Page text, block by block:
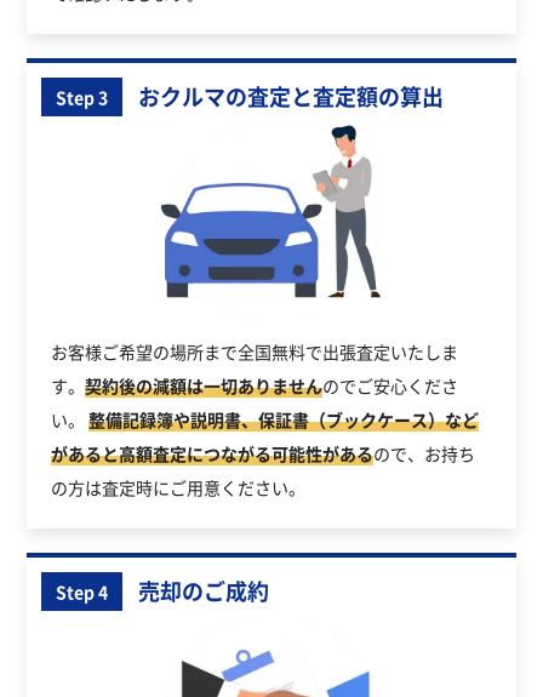
Step 3 おクルマの査定と査定額の算出
お客様ご希望の場所まで全国無料で出張査定いたしま
す。契約後の減額は一切ありませんのでご安心くださ
い。整備記録簿や説明書、保証書（ブックケース）など
があると高額査定につながる可能性があるので、お持ち
の方は査定時にご用意ください。
Step 4 売却のご成約